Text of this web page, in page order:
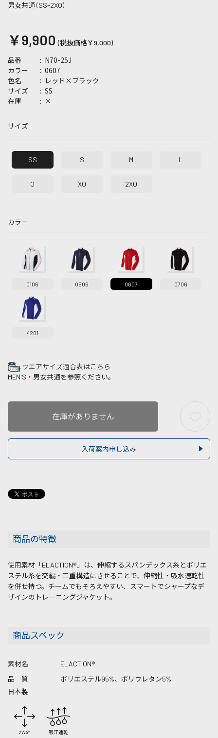
男女共通 (SS-2XO)
￥9,900 (税抜価格￥9,000)
品番 N70-25J
サイズ SS
カラー 0607
在庫 ×
色名 レッド×ブラック
サイズ
SS S M L
O XO 2XO
カラー
0106 0506 0607 0706
4201
ウエアサイズ適合表はこちら
MEN'S・男女共通を参照ください。
在庫がありません
入荷案内申し込み
商品の特徴
使用素材「ELACTION®」は、伸縮するスパンデックス糸とポリエ
ステル糸を交編・二重構造にさせることで、伸縮性・吸水速乾性
を併せ持つ。チームでもそろえやすい、スマートでシャープなデ
ザインのトレーニングジャケット。
商品スペック
素材名
ELACTION®
品 質
ポリエステル95%、ポリウレタン5%
日本製
2WAY 吸汗速乾